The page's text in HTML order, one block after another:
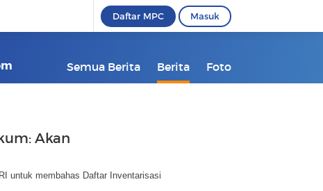
Daftar MPC Masuk
Semua Berita Berita Foto
Akan
untuk membahas Daftar Inventarisasi